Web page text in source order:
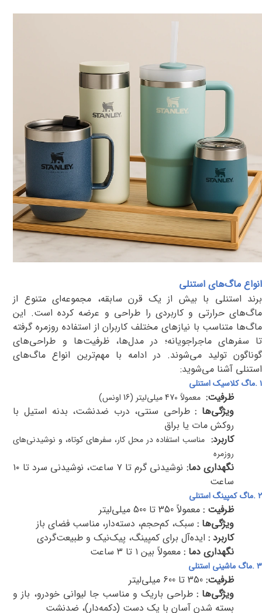
انواع ماگ‌های استنلی
برند استنلی با بیش از یک قرن سابقه، مجموعه‌ای متنوع از
ماگ‌های حرارتی و کاربردی را طراحی و عرضه کرده است. این
ماگ‌ها متناسب با نیازهای مختلف کاربران از استفاده روزمره گرفته
تا سفرهای ماجراجویانه؛ در مدل‌ها، ظرفیت‌ها و طراحی‌های
گوناگون تولید می‌شوند. در ادامه با مهم‌ترین انواع ماگ‌های
استنلی آشنا می‌شوید:
۱.ماگ کلاسیک استنلی
ظرفیت: معمولاً 470 میلی‌لیتر (16 اونس)
ویژگی‌ها : طراحی سنتی، درب ضدنشت، بدنه استیل با
روکش مات یا براق
کاربرد: مناسب استفاده در محل کار، سفرهای کوتاه، و نوشیدنی‌های
روزمره
نگهداری دما:
نوشیدنی گرم تا ۷ ساعت، نوشیدنی سرد تا ۱۰
ساعت
۲.ماگ کمپینگ استنلی
ظرفیت : معمولاً 350 تا 500 میلی‌لیتر
ویژگی‌ها : سبک، کم‌حجم، دسته‌دار، مناسب فضای باز
کاربرد : ایده‌آل برای کمپینگ، پیک‌نیک و طبیعت‌گردی
نگهداری دما : معمولاً بین ۱ تا ۳ ساعت
۳.ماگ ماشینی استنلی
ظرفیت: 350 تا 600 میلی‌لیتر
ویژگی‌ها : طراحی باریک و مناسب جا لیوانی خودرو، باز و
بسته شدن آسان با یک دست (دکمه‌دار)، ضدنشت